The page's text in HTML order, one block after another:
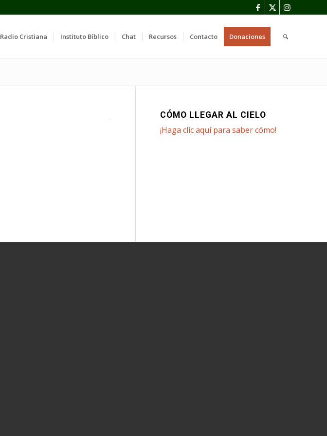
Radio Cristiana Instituto Bíblico Chat Recursos Contacto Donaciones
CÓMO LLEGAR AL CIELO
¡Haga clic aquí para saber cómo!